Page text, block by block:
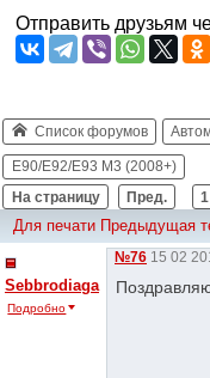
Отправить друзьям
Список форумов
E90/E92/E93 M3 (2008+)
На страницу
Пред. 1
Для печати Предыдущая
Sebbrodiaga
Подробно
№76 15 02